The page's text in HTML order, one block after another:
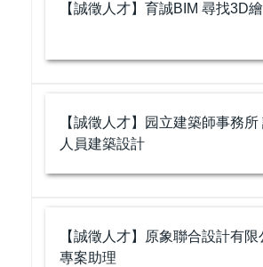
【誠徵人才】育誠BIM 尋找3D
【誠徵人才】园立建築師事務所
人員建築設計
【誠徵人才】原象聯合設計有
專案助理